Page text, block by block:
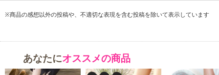
※商品の感想以外の投稿や、不適切な表現を含む投稿を除いて表示しています
あなたにオススメの商品